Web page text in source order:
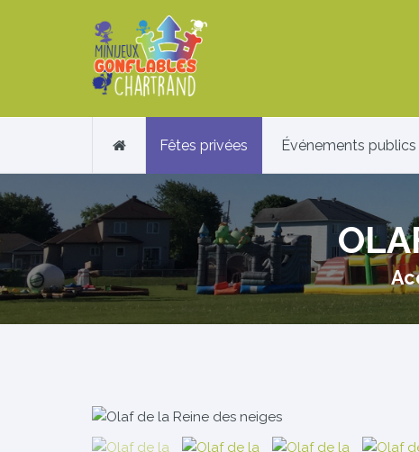
Fêtes privées Événements